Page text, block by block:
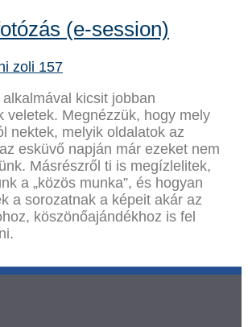
(e-session)
kicsit jobban
veletek. Megnézzük, hogy mely
nektek, melyik oldalatok az
esküvő napján már ezeket nem
Másrészről ti is megízlelitek,
a „közös munka”, és hogyan
a sorozatnak a képeit akár az
köszönőajándékhoz is fel